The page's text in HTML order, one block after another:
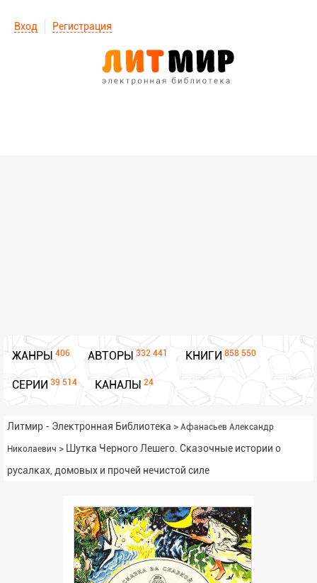
Вход Регистрация
ЖАНРЫ 406 АВТОРЫ 332 441 КНИГИ 858 550
СЕРИИ 39 514 КАНАЛЫ 24
Литмир - Электронная Библиотека > Афанасьев Александр
Николаевич >
Шутка Черного Лешего. Сказочные истории о
русалках, домовых и прочей нечистой силе